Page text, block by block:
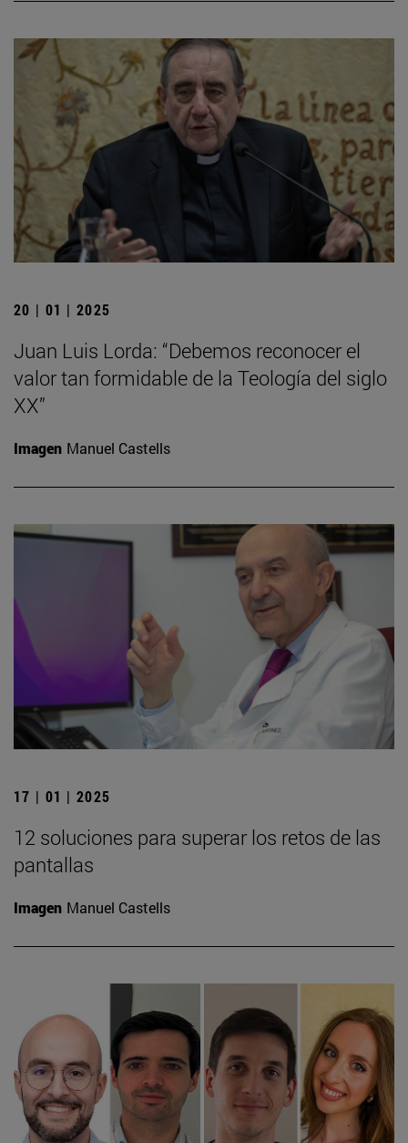
20 | 01 | 2025
Juan Luis Lorda: “Debemos reconocer el
valor tan formidable de la Teología del siglo
XX”
Imagen Manuel Castells
17 | 01 | 2025
12 soluciones para superar los retos de las
pantallas
Imagen Manuel Castells